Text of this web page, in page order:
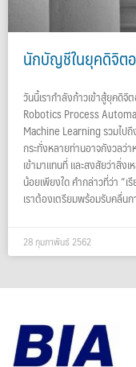
นักบัญชีในยุคดิจิต
วันนี้เรากำลังก้าวเข้าสู้ยุคดิจิ
Robotics Process
Machine Learning รวมไ
กระทั่งหลายท่านอาจกังวลว่
เข้ามาแทนที่ และสงสัยว่าสิ่ง
น้อยเพียงใด คำกล่าวที่ว่า “
เราต้องเตรียมพร้อมรับคลื่น
28 กุมภาพันธ์ 2562